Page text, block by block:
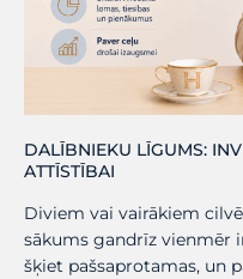
DALĪBNIEKU LĪGUMS:
ATTĪSTĪBAI
Diviem vai vairākiem
sākums gandrīz vienmēr
šķiet pašsaprotamas, un